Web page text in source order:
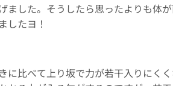
ました。そうしたら思ったよりも体
したヨ！
に比べて上り坂で力が若干入りにく